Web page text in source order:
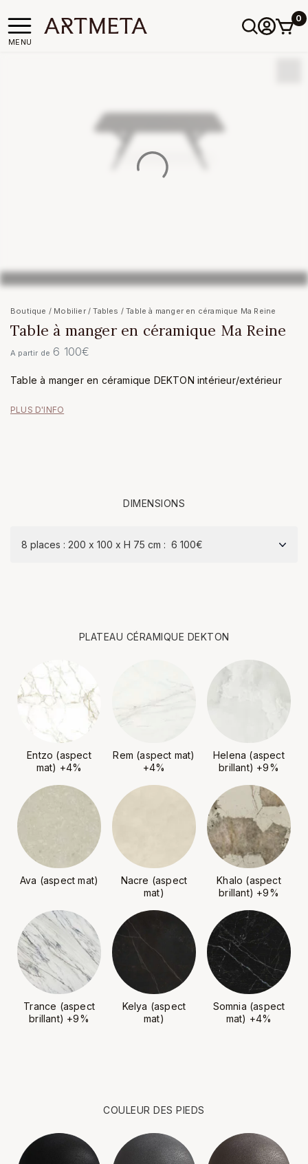
MENU
0
Boutique / Mobilier/Tables / Table à manger en céramique Ma Reine
Table à manger en céramique Ma Reine
A partir de 6 100€
Table à manger en céramique DEKTON intérieur/extérieur
PLUS D'INFO
DIMENSIONS
PLATEAU CÉRAMIQUE DEKTON
Entzo (aspect
mat) +4%
Rem (aspect mat)
+4%
Helena (aspect
brillant) +9%
Ava (aspect mat)
Nacre (aspect
mat)
Khalo (aspect
brillant) +9%
Trance (aspect
brillant) +9%
Kelya (aspect
mat)
Somnia (aspect
mat) +4%
COULEUR DES PIEDS